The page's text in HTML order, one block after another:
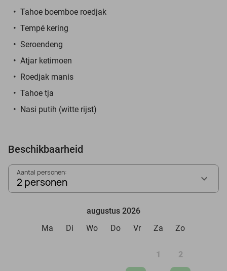
Tahoe boemboe roedjak
Tempé kering
Seroendeng
Atjar ketimoen
Roedjak manis
Tahoe tja
Nasi putih (witte rijst)
Beschikbaarheid
Aantal personen:
2 personen
augustus 2026
Ma
Di Wo Do Vr Za Zo
1 2